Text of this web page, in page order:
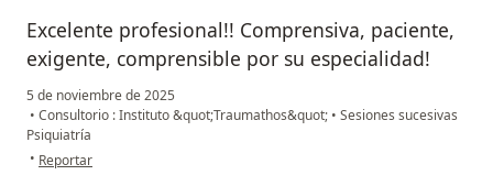
Excelente profesional!! Comprensiva, paciente,
exigente, comprensible por su especialidad!
5 de noviembre de 2025
• Consultorio : Instituto &quot;Traumathos&quot; • Sesiones sucesivas
Psiquiatría
• en opinión del usuario F.S
Reportar